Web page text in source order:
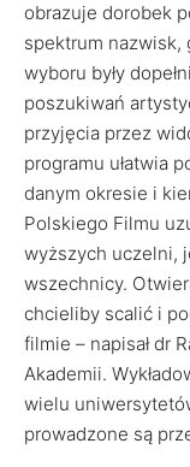
obrazuje dorobek
spektrum nazwisk,
wyboru były
poszukiwań
przyjęcia przez
programu ułatwia
danym okresie i
Polskiego Filmu
wyższych uczelni,
wszechnicy.
chcieliby scalić i
filmie – napisał dr
Akademii.
wielu
prowadzone są